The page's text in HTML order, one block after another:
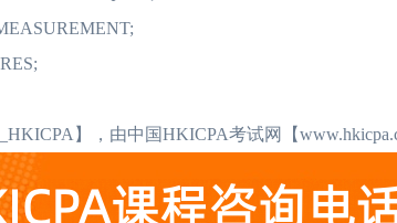
】，由中国HKICPA考试网【